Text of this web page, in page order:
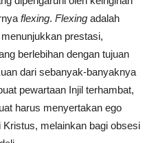
flexing. Flexing adalah
prestasi,
berlebihan dengan tujuan
dari sebanyak-banyaknya
pewartaan Injil terhambat,
harus menyertakan ego
melainkan bagi obsesi